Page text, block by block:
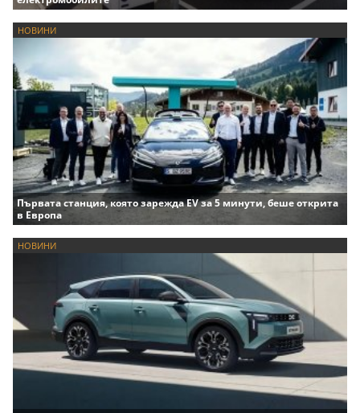
НОВИНИ
Първата станция, която зарежда EV за 5 минути, беше открита
в Европа
НОВИНИ